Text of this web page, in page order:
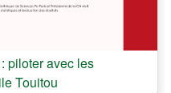
piloter avec les
Touitou